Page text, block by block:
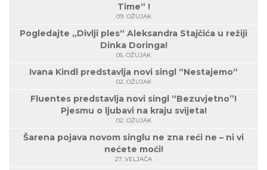
Time“ !
09. OŽUJAK
Pogledajte „Divlji ples“ Aleksandra Stajčića u režiji
Dinka Doringa!
05. OŽUJAK
Ivana Kindl predstavlja novi singl “Nestajemo“
02. OŽUJAK
Fluentes predstavlja novi singl “Bezuvjetno”!
Pjesmu o ljubavi na kraju svijeta!
02. OŽUJAK
Šarena pojava novom singlu ne zna reći ne – ni vi
nećete moći!
27. VELJAČA